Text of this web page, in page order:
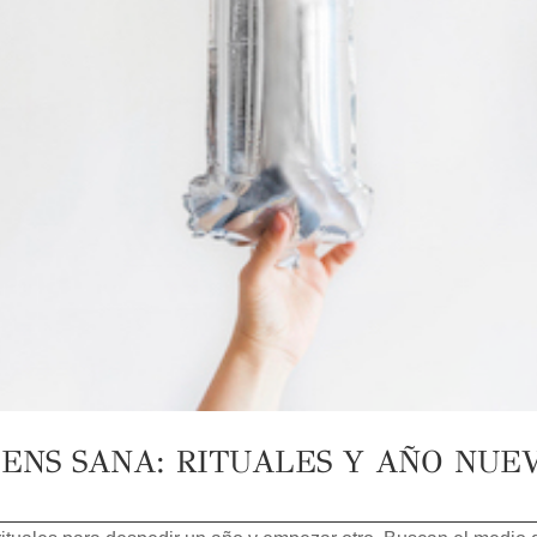
SANA: RITUALES Y AÑO